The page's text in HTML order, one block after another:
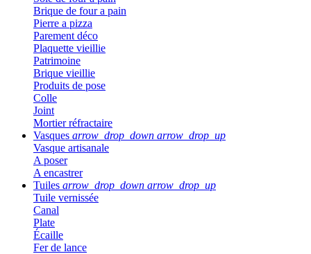
Brique de four a pain
Pierre a pizza
Parement déco
Plaquette vieillie
Patrimoine
Brique vieillie
Produits de pose
Colle
Joint
Mortier réfractaire
Vasques arrow_drop_down arrow_drop_up
Vasque artisanale
A poser
A encastrer
Tuiles arrow_drop_down arrow_drop_up
Tuile vernissée
Canal
Plate
Écaille
Fer de lance